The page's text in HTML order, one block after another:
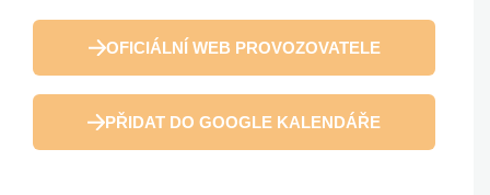
OFICIÁLNÍ WEB PROVOZOVATELE
PŘIDAT DO GOOGLE KALENDÁŘE